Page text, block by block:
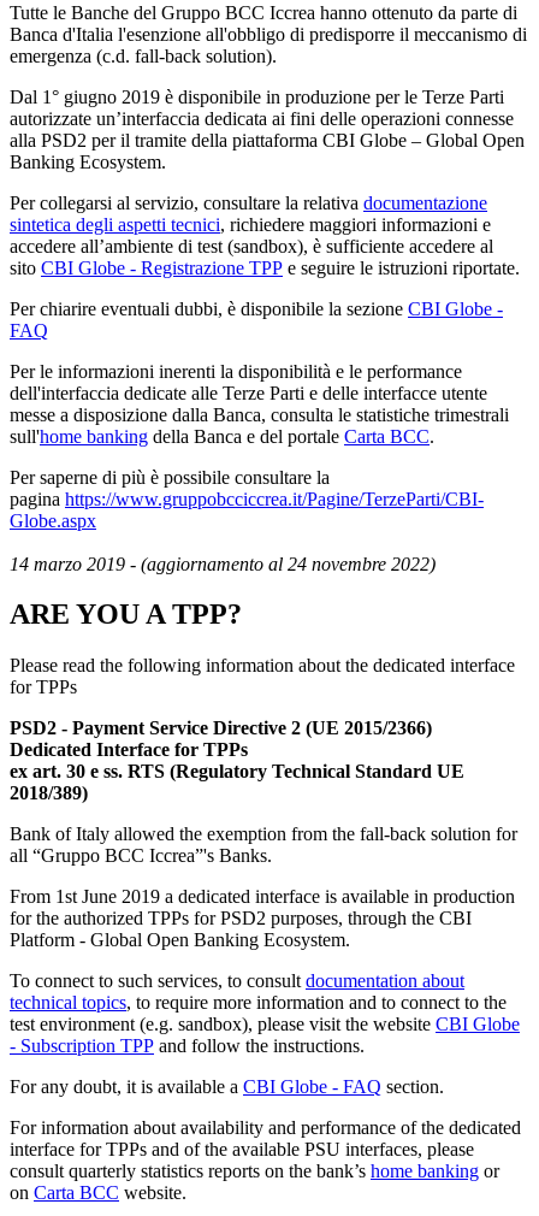
Tutte le Banche del Gruppo BCC Iccrea hanno ottenuto da parte di
Banca d'Italia l'esenzione all'obbligo di predisporre il meccanismo di
emergenza (c.d. fall-back solution).
Dal 1° giugno 2019 è disponibile in produzione per le Terze Parti
autorizzate un’interfaccia dedicata ai fini delle operazioni connesse
alla PSD2 per il tramite della piattaforma CBI Globe – Global Open
Banking Ecosystem.
Per collegarsi al servizio, consultare la relativa documentazione
sintetica degli aspetti tecnici, richiedere maggiori informazioni e
accedere all’ambiente di test (sandbox), è sufficiente accedere al
sito CBI Globe - Registrazione TPP e seguire le istruzioni riportate.
Per chiarire eventuali dubbi, è disponibile la sezione CBI Globe -
FAQ
Per le informazioni inerenti la disponibilità e le performance
dell'interfaccia dedicate alle Terze Parti e delle interfacce utente
messe a disposizione dalla Banca, consulta le statistiche trimestrali
sull'home banking della Banca e del portale Carta BCC.
Per saperne di più è possibile consultare la
pagina https://www.gruppobcciccrea.it/Pagine/TerzeParti/CBI-
Globe.aspx
14 marzo 2019 - (aggiornamento al 24 novembre 2022)
ARE YOU A TPP?
Please read the following information about the dedicated interface
for TPPs
PSD2 - Payment Service Directive 2 (UE 2015/2366)
Dedicated Interface for TPPs
ex art. 30 e ss. RTS (Regulatory Technical Standard UE
2018/389)
Bank of Italy allowed the exemption from the fall-back solution for
all “Gruppo BCC Iccrea”'s Banks.
From 1st June 2019 a dedicated interface is available in production
for the authorized TPPs for PSD2 purposes, through the CBI
Platform - Global Open Banking Ecosystem.
To connect to such services, to consult documentation about
technical topics, to require more information and to connect to the
test environment (e.g. sandbox), please visit the website CBI Globe
- Subscription TPP and follow the instructions.
For any doubt, it is available a CBI Globe - FAQ section.
For information about availability and performance of the dedicated
interface for TPPs and of the available PSU interfaces, please
consult quarterly statistics reports on the bank’s home banking or
on Carta BCC website.